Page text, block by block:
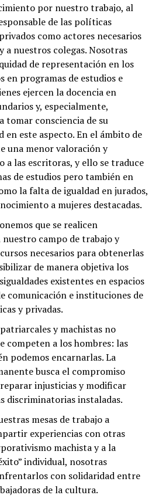
por nuestro trabajo, al
de las políticas
como actores necesarios
a nuestros colegas. Nosotras
de representación en los
en programas de estudios e
ejercen la docencia en
y, especialmente,
tomar consciencia de su
en este aspecto. En el ámbito de
una menor valoración y
a las escritoras, y ello se traduce
de estudios pero también en
la falta de igualdad en jurados,
a mujeres destacadas.
que se realicen
nuestro campo de trabajo y
necesarios para obtenerlas
de manera objetiva los
existentes en espacios
comunicación e instituciones de
y privadas.
y machistas no
competen a los hombres: las
podemos encarnarlas. La
busca el compromiso
injusticias y modificar
discriminatorias instaladas.
mesas de trabajo a
experiencias con otras
machista y a la
individual, nosotras
con solidaridad entre
de la cultura.